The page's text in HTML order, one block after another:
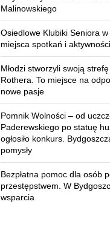
Malinowskiego
Osiedlowe Klubiki Seniora
miejsca spotkań i
Młodzi stworzyli swoją strefę
Rothera. To miejsce na
nowe pasje
Pomnik Wolności – od
Paderewskiego po statuę
ogłosiło konkurs.
pomysły
Bezpłatna pomoc dla osób
przestępstwem. W
wsparcia